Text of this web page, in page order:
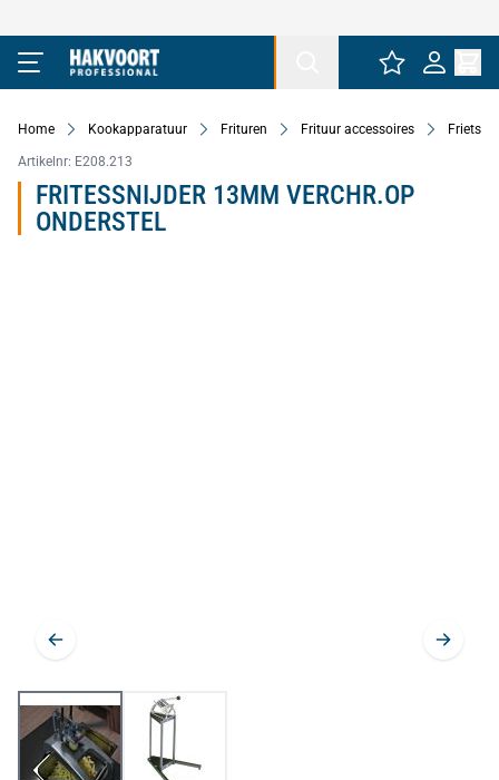
Ga naar de inhoud
Home Kookapparatuur Frituren Frituur accessoires
Artikelnr: E208.213
FRITESSNIJDER 13MM VERCHR.OP
ONDERSTEL